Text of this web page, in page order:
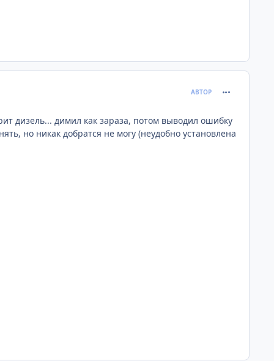
АВТОР
дизель... димил как зараза, потом выводил ошибку
но никак добратся не могу (неудобно установлена